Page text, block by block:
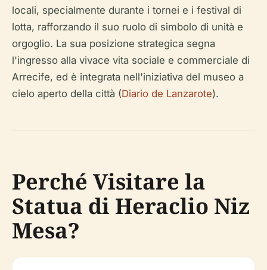
locali, specialmente durante i tornei e i festival di
lotta, rafforzando il suo ruolo di simbolo di unità e
orgoglio. La sua posizione strategica segna
l'ingresso alla vivace vita sociale e commerciale di
Arrecife, ed è integrata nell'iniziativa del museo a
cielo aperto della città (Diario de Lanzarote).
Perché Visitare la
Statua di Heraclio Niz
Mesa?